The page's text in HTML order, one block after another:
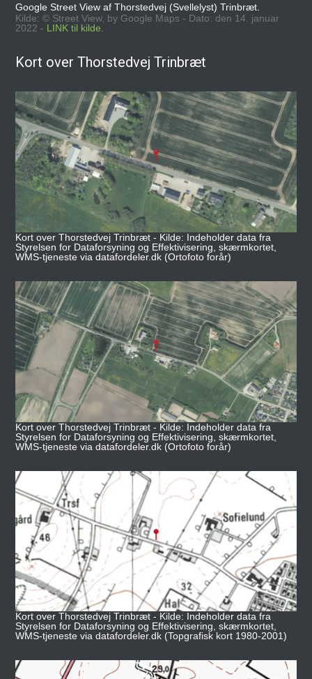
Google Street View af Thorstedvej (Svellelyst) Trinbræt.
Kilde: © Street View, by Google Maps - Dato: den 14. januar
2022 - LINK til kilde.
Kort over Thorstedvej Trinbræt
Kort over Thorstedvej Trinbræt - Kilde: Indeholder data fra
Styrelsen for Dataforsyning og Effektivisering, skærmkortet,
WMS-tjeneste via datafordeler.dk (Ortofoto forår)
Kort over Thorstedvej Trinbræt - Kilde: Indeholder data fra
Styrelsen for Dataforsyning og Effektivisering, skærmkortet,
WMS-tjeneste via datafordeler.dk (Ortofoto forår)
Kort over Thorstedvej Trinbræt - Kilde: Indeholder data fra
Styrelsen for Dataforsyning og Effektivisering, skærmkortet,
WMS-tjeneste via datafordeler.dk (Topgrafisk kort 1980-2001)